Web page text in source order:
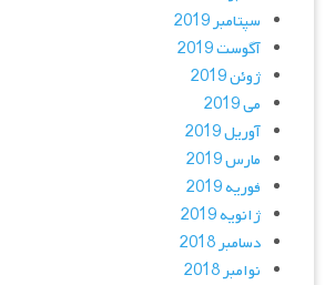
سپتامبر 2019
آگوست 2019
ژوئن 2019
می 2019
آوریل 2019
مارس 2019
فوریه 2019
ژانویه 2019
دسامبر 2018
نوامبر 2018